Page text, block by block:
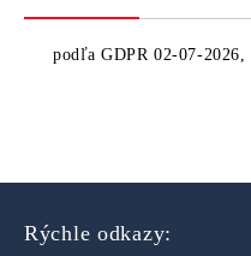
podľaGDPR 02-07-2026,
Rýchle odkazy: